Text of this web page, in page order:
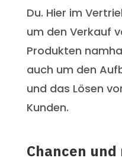
Du. Hier im
um den Verkauf
Produkten
auch um den
und das Lösen
Kunden.
Chancen